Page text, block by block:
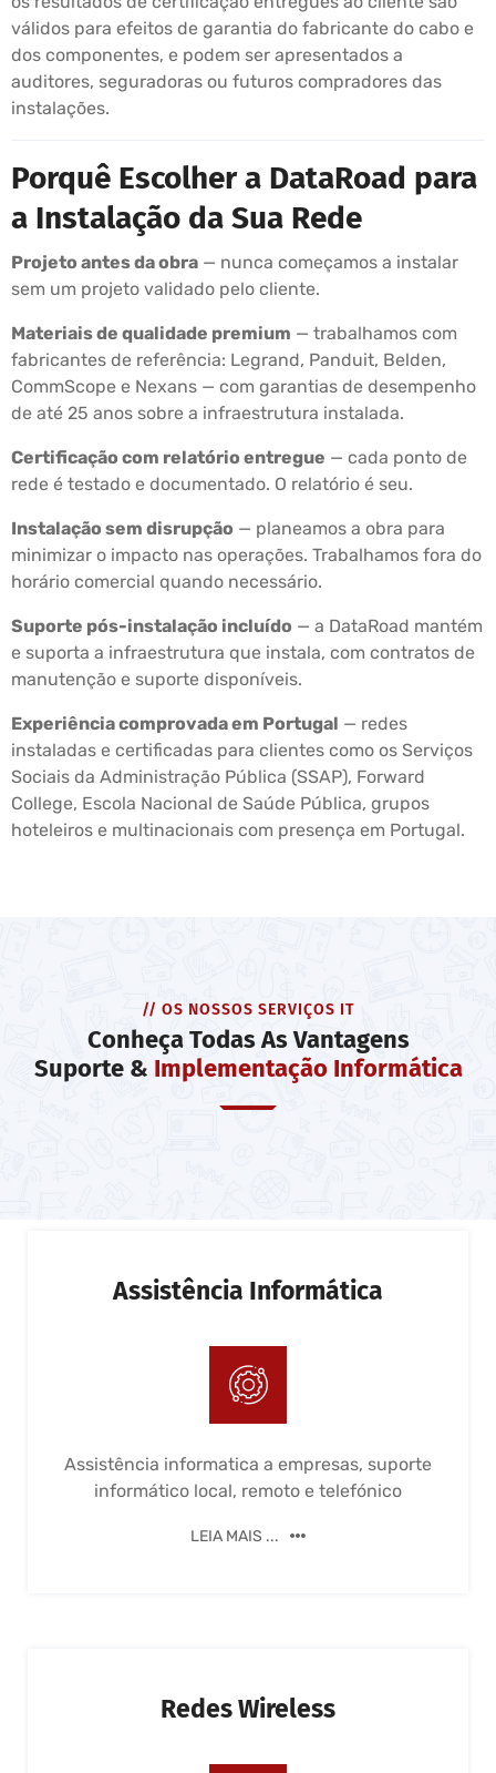
válidos para efeitos de garantia do fabricante do cabo e
dos componentes, e podem ser apresentados a
auditores, seguradoras ou futuros compradores das
instalações.
Porquê Escolher a DataRoad para
a Instalação da Sua Rede
Projeto antes da obra — nunca começamos a instalar
sem um projeto validado pelo cliente.
Materiais de qualidade premium — trabalhamos com
fabricantes de referência: Legrand, Panduit, Belden,
CommScope e Nexans — com garantias de desempenho
de até 25 anos sobre a infraestrutura instalada.
Certificação com relatório entregue — cada ponto de
rede é testado e documentado. O relatório é seu.
Instalação sem disrupção — planeamos a obra para
minimizar o impacto nas operações. Trabalhamos fora do
horário comercial quando necessário.
Suporte pós-instalação incluído — a DataRoad mantém
e suporta a infraestrutura que instala, com contratos de
manutenção e suporte disponíveis.
Experiência comprovada em Portugal — redes
instaladas e certificadas para clientes como os Serviços
Sociais da Administração Pública (SSAP), Forward
College, Escola Nacional de Saúde Pública, grupos
hoteleiros e multinacionais com presença em Portugal.
// OS NOSSOS SERVIÇOS IT
Conheça Todas As Vantagens
Suporte & Implementação Informática
Assistência Informática
Assistência informatica a empresas, suporte
informático local, remoto e telefónico
LEIA MAIS ...
Redes Wireless